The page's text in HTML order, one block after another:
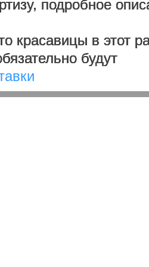
подробное
красавицы в этот
будут